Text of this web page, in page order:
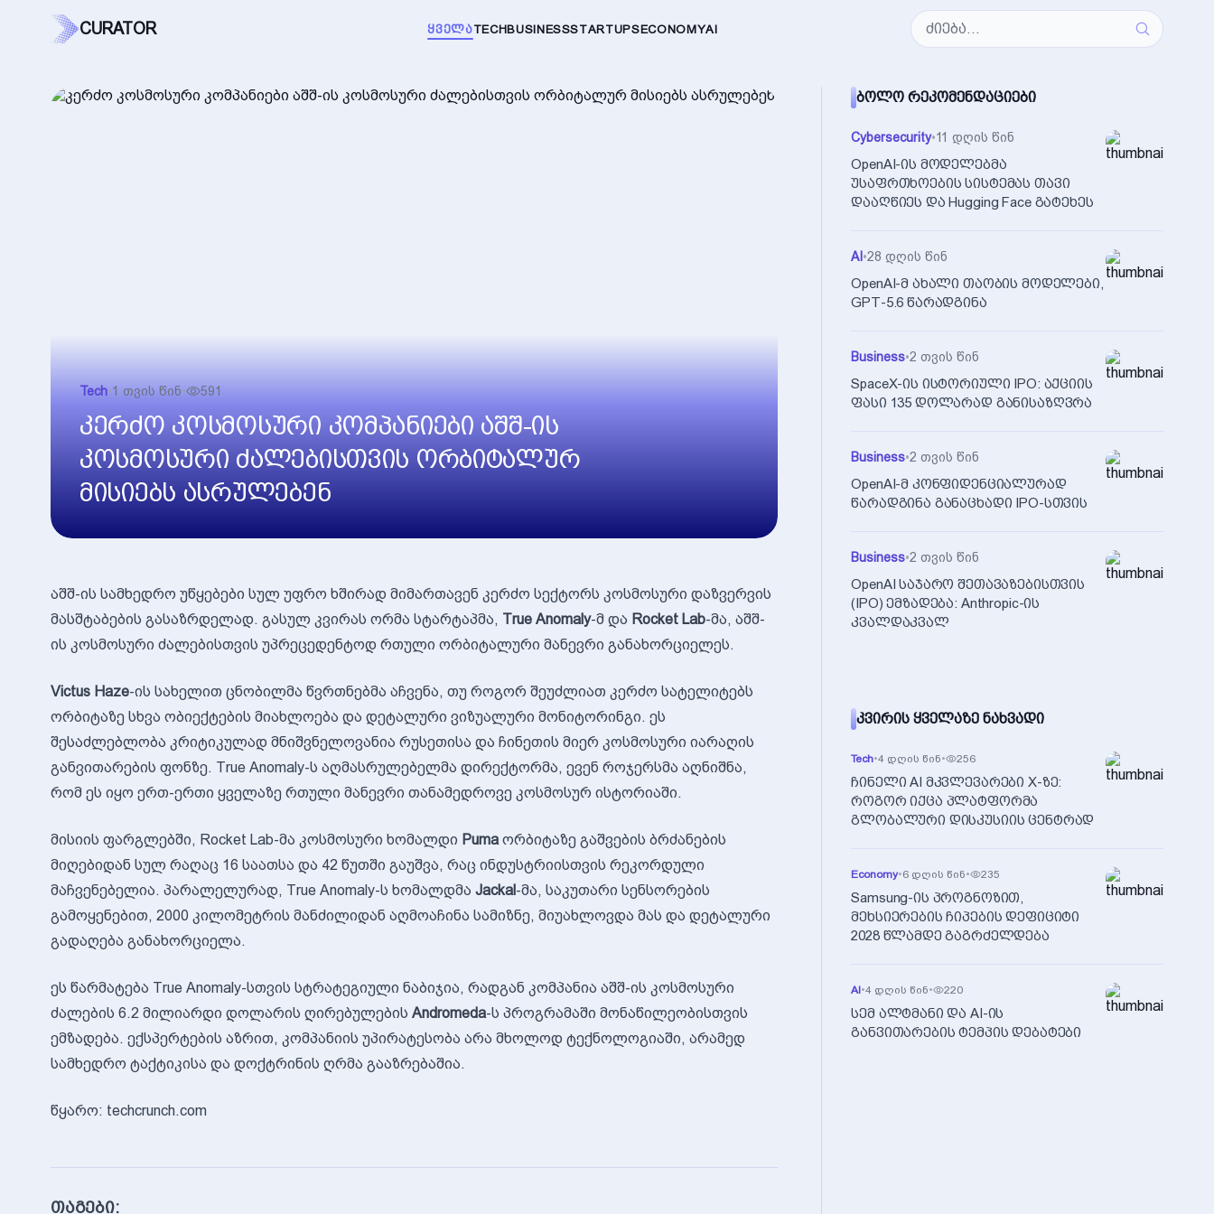
CURATOR ᲧᲕᲔᲚᲐTECHBUSINESSSTARTUPSECONOMYAI
Tech•1 თვის წინ• 591
კერძო კოსმოსური კომპანიები აშშ-ის
კოსმოსური ძალებისთვის ორბიტალურ
მისიებს ასრულებენ
აშშ-ის სამხედრო უწყებები სულ უფრო ხშირად მიმართავენ კერძო სექტორს კოსმოსური დაზვერვის
მასშტაბების გასაზრდელად. გასულ კვირას ორმა სტარტაპმა, True Anomaly-მ და Rocket Lab-მა, აშშ-
ის კოსმოსური ძალებისთვის უპრეცედენტოდ რთული ორბიტალური მანევრი განახორციელეს.
Victus Haze-ის სახელით ცნობილმა წვრთნებმა აჩვენა, თუ როგორ შეუძლიათ კერძო სატელიტებს
ორბიტაზე სხვა ობიექტების მიახლოება და დეტალური ვიზუალური მონიტორინგი. ეს
შესაძლებლობა კრიტიკულად მნიშვნელოვანია რუსეთისა და ჩინეთის მიერ კოსმოსური იარაღის
განვითარების ფონზე. True Anomaly-ს აღმასრულებელმა დირექტორმა, ევენ როჯერსმა აღნიშნა,
რომ ეს იყო ერთ-ერთი ყველაზე რთული მანევრი თანამედროვე კოსმოსურ ისტორიაში.
მისიის ფარგლებში, Rocket Lab-მა კოსმოსური ხომალდი Pumaორბიტაზე გაშვების ბრძანების
მიღებიდან სულ რაღაც 16 საათსა და 42 წუთში გაუშვა, რაც ინდუსტრიისთვის რეკორდული
მაჩვენებელია. პარალელურად, True Anomaly-ს ხომალდმა Jackal-მა, საკუთარი სენსორების
გამოყენებით, 2000 კილომეტრის მანძილიდან აღმოაჩინა სამიზნე, მიუახლოვდა მას და დეტალური
გადაღება განახორციელა.
ეს წარმატება True Anomaly-სთვის სტრატეგიული ნაბიჯია, რადგან კომპანია აშშ-ის კოსმოსური
ძალების 6.2 მილიარდი დოლარის ღირებულების Andromeda-ს პროგრამაში მონაწილეობისთვის
ემზადება. ექსპერტების აზრით, კომპანიის უპირატესობა არა მხოლოდ ტექნოლოგიაში, არამედ
სამხედრო ტაქტიკისა და დოქტრინის ღრმა გააზრებაშია.
წყარო: techcrunch.com
თაგები:
ᲑᲝᲚᲝ ᲠᲔᲙᲝᲛᲔᲜᲓᲐᲪᲘᲔᲑᲘ
Cybersecurity•11 დღის წინ
OpenAI-ის მოდელებმა
უსაფრთხოების სისტემას თავი
დააღწიეს და Hugging Face გატეხეს
AI •28 დღის წინ
OpenAI-მ ახალი თაობის მოდელები,
GPT-5.6 წარადგინა
Business•2 თვის წინ
SpaceX-ის ისტორიული IPO: აქციის
ფასი 135 დოლარად განისაზღვრა
Business•2 თვის წინ
OpenAI-მ კონფიდენციალურად
წარადგინა განაცხადი IPO-სთვის
Business•2 თვის წინ
OpenAI საჯარო შეთავაზებისთვის
(IPO) ემზადება: Anthropic-ის
კვალდაკვალ
ᲙᲕᲘᲠᲘᲡ ᲧᲕᲔᲚᲐᲖᲔ ᲜᲐᲮᲕᲐᲓᲘ
Tech•4 დღის წინ• 256
ჩინელი AI მკვლევარები X-ზე:
როგორ იქცა პლატფორმა
გლობალური დისკუსიის ცენტრად
Economy•6 დღის წინ• 235
Samsung-ის პროგნოზით,
მეხსიერების ჩიპების დეფიციტი
2028 წლამდე გაგრძელდება
AI•4 დღის წინ• 220
სემ ალტმანი და AI-ის
განვითარების ტემპის დებატები